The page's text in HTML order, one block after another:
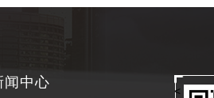
闻中心
<